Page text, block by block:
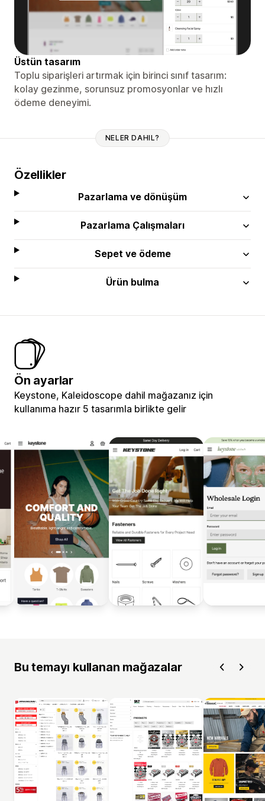
Üstün tasarım
Toplu siparişleri artırmak için birinci sınıf tasarım:
kolay gezinme, sorunsuz promosyonlar ve hızlı
ödeme deneyimi.
NELER DAHIL?
Özellikler
Pazarlama ve dönüşüm
Pazarlama Çalışmaları
Sepet ve ödeme
Ürün bulma
Ön ayarlar
Keystone, Kaleidoscope dahil mağazanız için
kullanıma hazır 5 tasarımla birlikte gelir
Bu temayı kullanan mağazalar